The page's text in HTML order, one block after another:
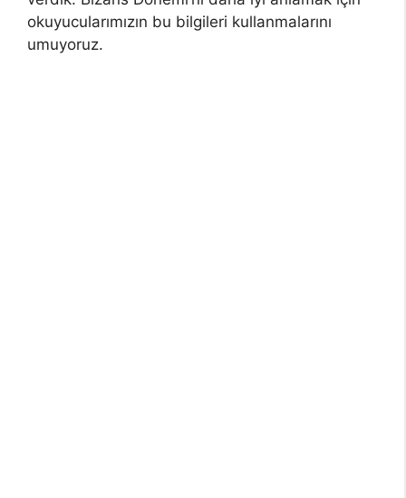
okuyucularımızın bu bilgileri kullanmalarını
umuyoruz.